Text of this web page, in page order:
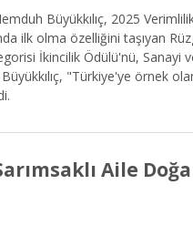
Büyükkılıç, 2025
ilk olma özelliğini taşıyan
İkincilik Ödülü'nü, Sanayi
"Türkiye'ye örnek
Aile